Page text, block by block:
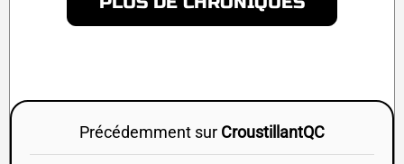
Précédemment sur CroustillantQC